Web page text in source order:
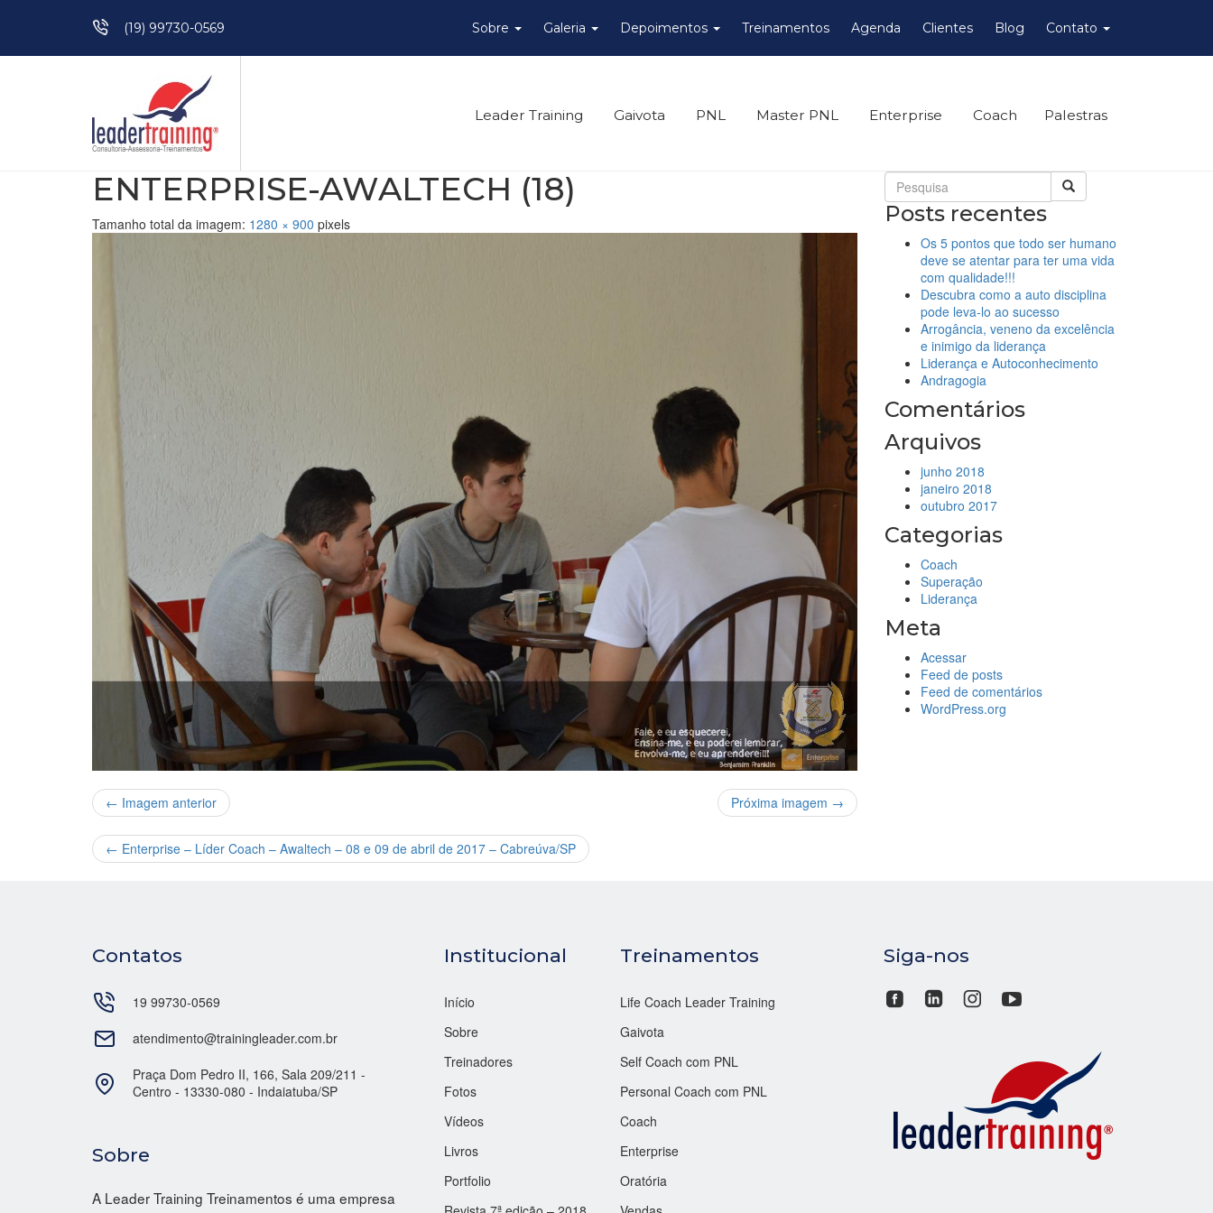
Pular para o conteúdo(19) 99730-0569 Sobre Galeria Depoimentos Treinamentos Agenda Clientes Blog Contato
Leader Training Gaivota PNL Master PNL Enterprise Coach Palestras
ENTERPRISE-AWALTECH (18)
Tamanho total da imagem: 1280 × 900 pixels
← Imagem anterior Próxima imagem →
← Enterprise – Líder Coach – Awaltech – 08 e 09 de abril de 2017 – Cabreúva/SP
Posts recentes
Os 5 pontos que todo ser humano
deve se atentar para ter uma vida
com qualidade!!!
Descubra como a auto disciplina
pode leva-lo ao sucesso
Arrogância, veneno da excelência
e inimigo da liderança
Liderança e Autoconhecimento
Andragogia
Comentários
Arquivos
junho 2018
janeiro 2018
outubro 2017
Categorias
Coach
Superação
Liderança
Meta
Acessar
Feed de posts
Feed de comentários
WordPress.org
Contatos
19 99730-0569
atendimento@trainingleader.com.br
Praça Dom Pedro II, 166, Sala 209/211 -
Centro - 13330-080 - Indaiatuba/SP
Sobre
A Leader Training Treinamentos é uma empresa
Institucional
Início
Sobre
Treinadores
Fotos
Vídeos
Livros
Portfolio
Treinamentos
Life Coach Leader Training
Gaivota
Self Coach com PNL
Personal Coach com PNL
Coach
Enterprise
Oratória
Siga-nos